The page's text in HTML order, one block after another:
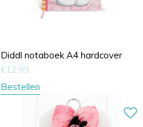
Diddl notaboek A4 hardcover
€12,99
Bestellen